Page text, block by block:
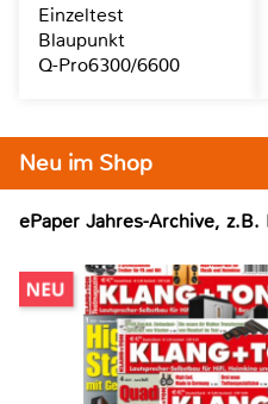
Neu im Shop
ePaper Jahres-Archive, z.B.
Einzeltest
Blaupunkt
Q-Pro6300/6600